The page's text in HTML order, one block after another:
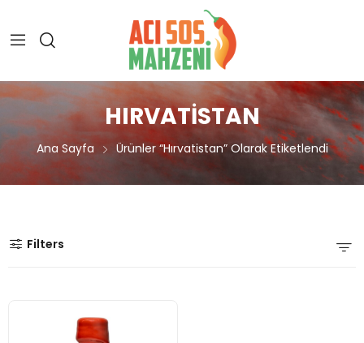
HIRVATISTAN
Ana Sayfa Ürünler “hırvatistan” Olarak Etiketlendi
Filters